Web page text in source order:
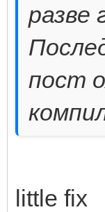
разве
пост
little fix